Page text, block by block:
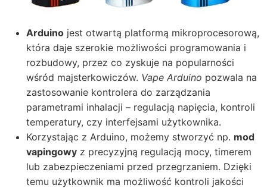
Arduino jest otwartą platformą mikroprocesorową,
która daje szerokie możliwości programowania i
rozbudowy, przez co zyskuje na popularności
wśród majsterkowiczów. Vape Arduino pozwala na
zastosowanie kontrolera do zarządzania
parametrami inhalacji – regulacją napięcia, kontroli
temperatury, czy interfejsami użytkownika.
Korzystając z Arduino, możemy stworzyć np. mod
vapingowy z precyzyjną regulacją mocy, timerem
lub zabezpieczeniami przed przegrzaniem. Dzięki
temu użytkownik ma możliwość kontroli jakości